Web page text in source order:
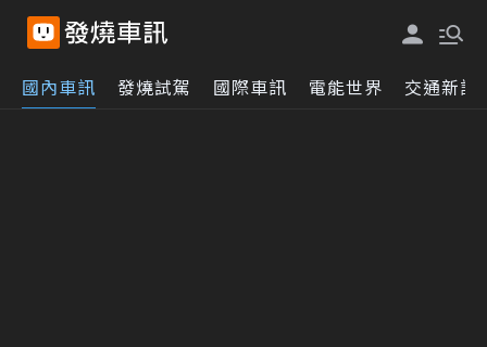
國內車訊 發燒試駕 國際車訊 電能世界 交通新訊